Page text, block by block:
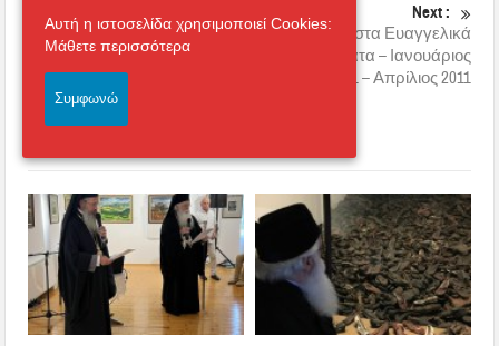
Εκδρομή του Συνδέσμου
Νέων στην Ιταλία
Next :
Κηρύγματα στα Ευαγγελικά
Αναγνώσματα – Ιανουάριος
2011 – Απρίλιος 2011
Αυτή η ιστοσελίδα χρησιμοποιεί Cookies:
Μάθετε περισσότερα
Συμφωνώ